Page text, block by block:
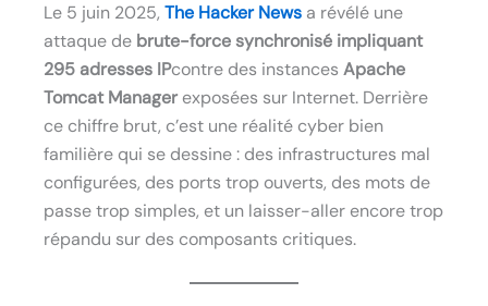
Le 5 juin 2025, The Hacker News a révélé une
attaque de brute-force synchronisé impliquant
295 adresses IPcontre des instances Apache
Tomcat Manager exposées sur Internet. Derrière
ce chiffre brut, c’est une réalité cyber bien
familière qui se dessine : des infrastructures mal
configurées, des ports trop ouverts, des mots de
passe trop simples, et un laisser-aller encore trop
répandu sur des composants critiques.